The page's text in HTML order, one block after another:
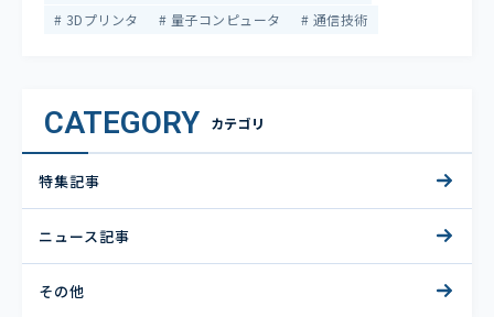
3Dプリンタ
量子コンピュータ 通信技術
CATEGORY カテゴリ
特集記事
ニュース記事
その他